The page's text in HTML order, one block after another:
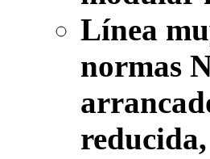
Línea
normas